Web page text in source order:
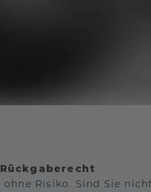
ohne Risiko. Sind Sie